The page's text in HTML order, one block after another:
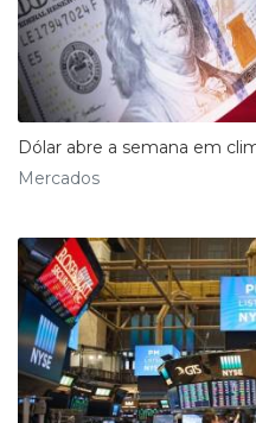
Dólar abre a semana em
Mercados